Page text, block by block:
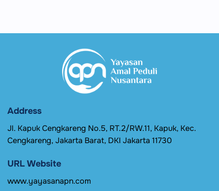
Address
Jl. Kapuk Cengkareng No.5, RT.2/RW.11, Kapuk, Kec.
Cengkareng, Jakarta Barat, DKI Jakarta 11730
URL Website
www.yayasanapn.com